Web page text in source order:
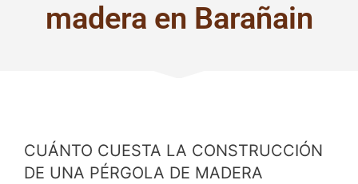
madera en Barañain
CUÁNTO CUESTA LA CONSTRUCCIÓN
DE UNA PÉRGOLA DE MADERA